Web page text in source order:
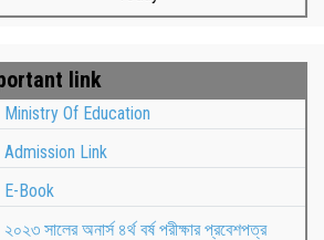
link
Ministry Of Education
Admission Link
E-Book
২০২৩ সালের অনার্স ৪র্থ বর্ষ পরীক্ষার প্রবেশপত্র